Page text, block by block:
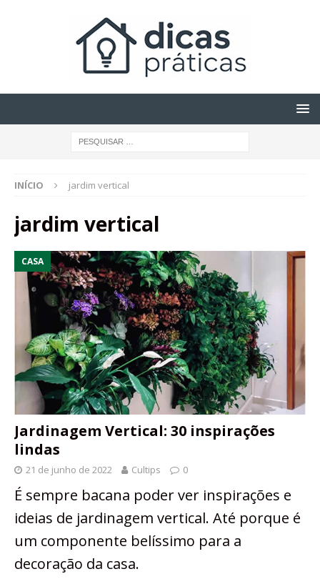
INÍCIO jardim vertical
jardim vertical
CASA
Jardinagem Vertical: 30 inspirações
lindas
21 de junho de 2022 Cultips 0
É sempre bacana poder ver inspirações e
ideias de jardinagem vertical. Até porque é
um componente belíssimo para a
decoração da casa.